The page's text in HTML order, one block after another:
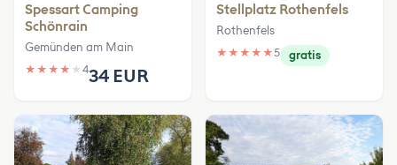
Spessart Camping
Schönrain
Gemünden am Main
★ ★ ★ ★ ★ 434 EUR
Stellplatz Rothenfels
Rothenfels
★ ★ ★ ★ ★5 gratis